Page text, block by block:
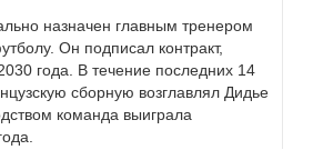
назначен главным тренером
Он подписал контракт,
года. В течение последних 14
сборную возглавлял Дидье
команда выиграла